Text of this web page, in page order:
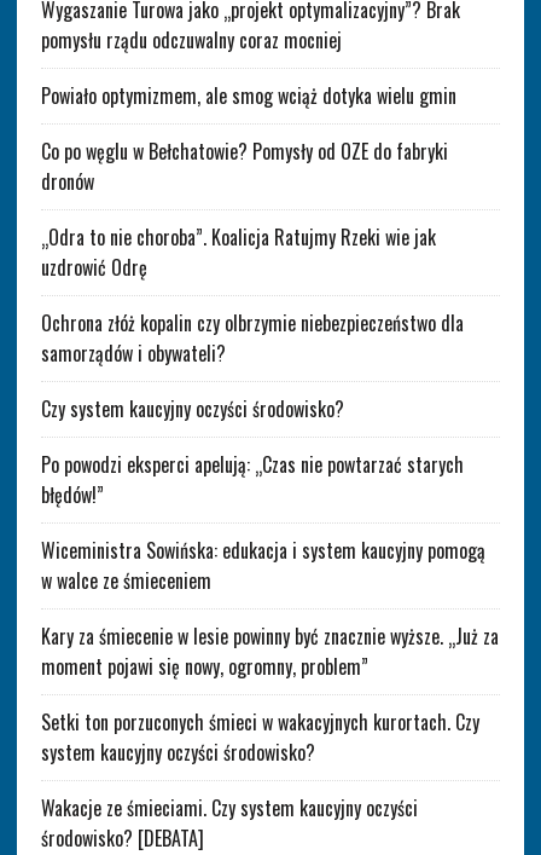
Wygaszanie Turowa jako „projekt optymalizacyjny”? Brak
pomysłu rządu odczuwalny coraz mocniej
Powiało optymizmem, ale smog wciąż dotyka wielu gmin
Co po węglu w Bełchatowie? Pomysły od OZE do fabryki
dronów
„Odra to nie choroba”. Koalicja Ratujmy Rzeki wie jak
uzdrowić Odrę
Ochrona złóż kopalin czy olbrzymie niebezpieczeństwo dla
samorządów i obywateli?
Czy system kaucyjny oczyści środowisko?
Po powodzi eksperci apelują: „Czas nie powtarzać starych
błędów!”
Wiceministra Sowińska: edukacja i system kaucyjny pomogą
w walce ze śmieceniem
Kary za śmiecenie w lesie powinny być znacznie wyższe. „Już za
moment pojawi się nowy, ogromny, problem”
Setki ton porzuconych śmieci w wakacyjnych kurortach. Czy
system kaucyjny oczyści środowisko?
Wakacje ze śmieciami. Czy system kaucyjny oczyści
środowisko? [DEBATA]